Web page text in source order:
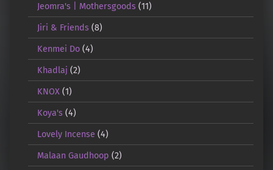
Jeomra's | Mothersgoods(11)
Jiri & Friends(8)
Kenmei Do(4)
Khadlaj (2)
KNOX(1)
Koya's(4)
Lovely Incense (4)
Malaan Gaudhoop (2)